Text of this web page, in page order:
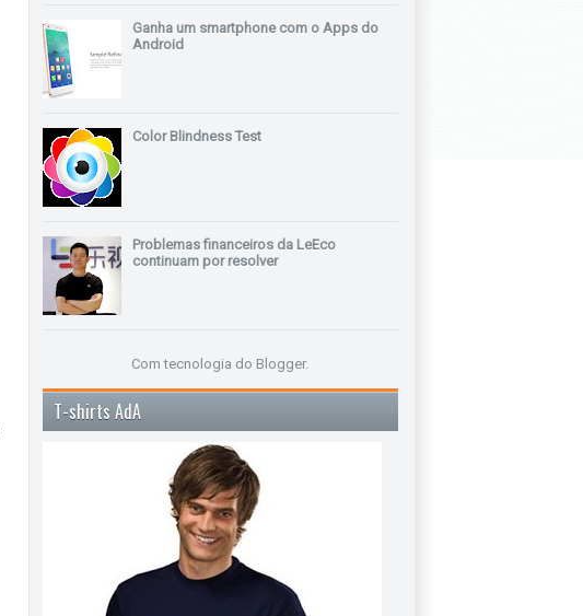
Ganha um smartphone com o Apps do
Android
Color Blindness Test
Problemas financeiros da LeEco
continuam por resolver
Com tecnologia do Blogger.
T-shirts AdA